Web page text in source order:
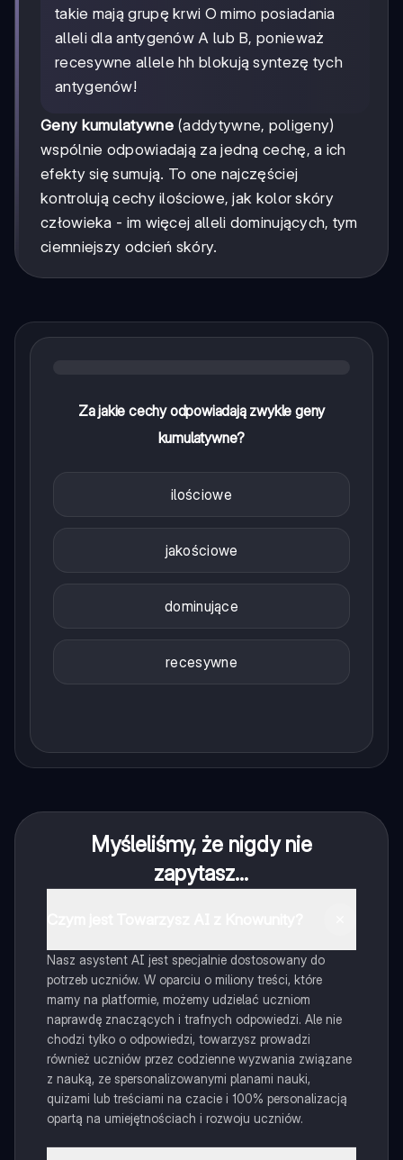
takie mają grupę krwi O mimo posiadania
alleli dla antygenów A lub B, ponieważ
recesywne allele hh blokują syntezę tych
antygenów!
Geny kumulatywne(addytywne, poligeny)
wspólnie odpowiadają za jedną cechę, a ich
efekty się sumują. To one najczęściej
kontrolują cechy ilościowe, jak kolor skóry
człowieka - im więcej alleli dominujących, tym
ciemniejszy odcień skóry.
Za jakie cechy odpowiadają zwykle geny
kumulatywne?
ilościowe
jakościowe
dominujące
recesywne
Myśleliśmy, że nigdy nie
zapytasz...
Nasz asystent AI jest specjalnie dostosowany do
potrzeb uczniów. W oparciu o miliony treści, które
mamy na platformie, możemy udzielać uczniom
naprawdę znaczących i trafnych odpowiedzi. Ale nie
chodzi tylko o odpowiedzi, towarzysz prowadzi
również uczniów przez codzienne wyzwania związane
z nauką, ze spersonalizowanymi planami nauki,
quizami lub treściami na czacie i 100% personalizacją
opartą na umiejętnościach i rozwoju uczniów.